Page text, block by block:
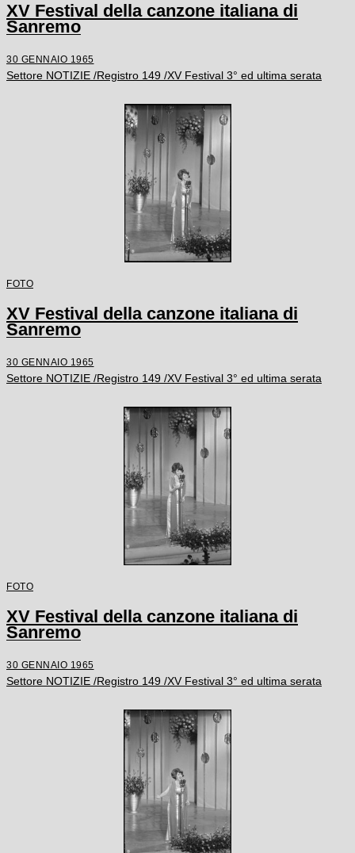
XV Festival della canzone italiana di
Sanremo
30 GENNAIO 1965
Settore NOTIZIE /Registro 149 /XV Festival 3° ed ultima serata
FOTO
XV Festival della canzone italiana di
Sanremo
30 GENNAIO 1965
Settore NOTIZIE /Registro 149 /XV Festival 3° ed ultima serata
FOTO
XV Festival della canzone italiana di
Sanremo
30 GENNAIO 1965
Settore NOTIZIE /Registro 149 /XV Festival 3° ed ultima serata